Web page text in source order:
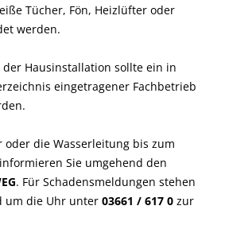
Tücher, Fön, Heizlüfter oder
werden.
Hausinstallation sollte ein in
eingetragener Fachbetrieb
oder die Wasserleitung bis zum
Sie umgehend den
. Für Schadensmeldungen stehen
um die Uhr unter 03661 / 617 0 zur